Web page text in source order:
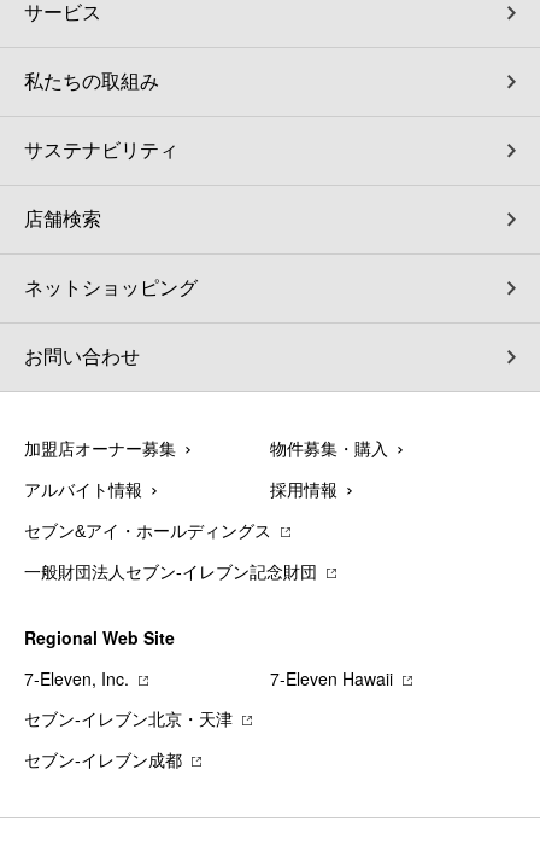
サービス
私たちの取組み
サステナビリティ
店舗検索
ネットショッピング
お問い合わせ
加盟店オーナー募集 物件募集・購入
アルバイト情報 採用情報
セブン&アイ・ホールディングス
一般財団法人セブン-イレブン記念財団
Regional Web Site
7‐Eleven, Inc.
7‐Eleven Hawaii
セブン‐イレブン北京・天津
セブン‐イレブン成都